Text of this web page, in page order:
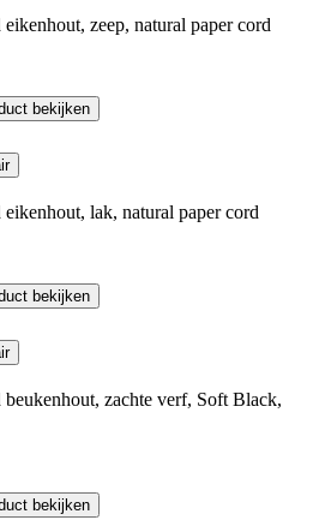
zeep, natural paper cord
bekijken
lak, natural paper cord
bekijken
zachte verf, Soft Black,
bekijken